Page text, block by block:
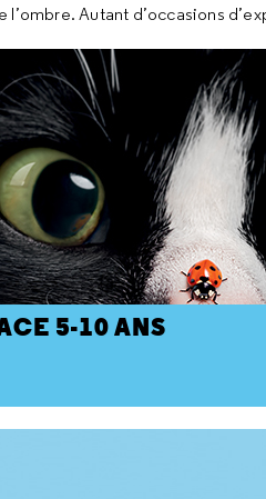
l’ombre. Autant d’occasions
5-10 ANS